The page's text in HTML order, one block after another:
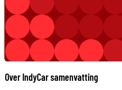
Over IndyCar samenvatting